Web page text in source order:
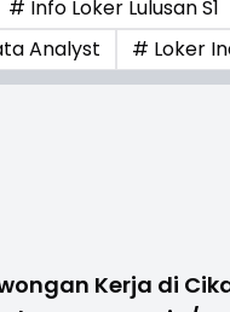
# Info Loker Lulusan S1
Analyst # Loker
Kerja di